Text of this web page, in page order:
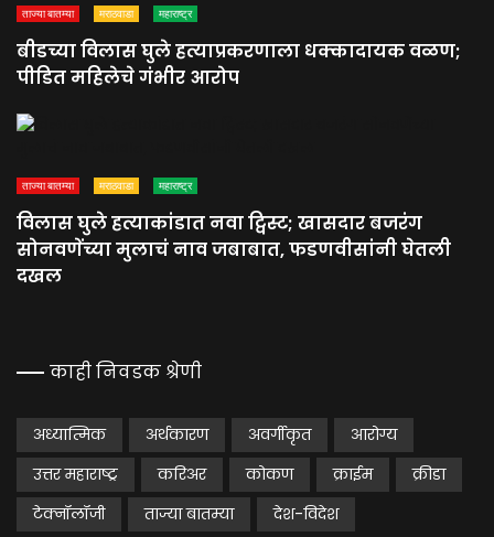
ताज्या बातम्या मराठवाडा महाराष्ट्र
बीडच्या विलास घुले हत्याप्रकरणाला धक्कादायक वळण;
पीडित महिलेचे गंभीर आरोप
ताज्या बातम्या मराठवाडा महाराष्ट्र
विलास घुले हत्याकांडात नवा ट्विस्ट; खासदार बजरंग
सोनवणेंच्या मुलाचं नाव जबाबात, फडणवीसांनी घेतली
दखल
काही निवडक श्रेणी
अध्यात्मिक अर्थकारण अवर्गीकृत
आरोग्य
उत्तर महाराष्ट्र
करिअर कोकण क्राईम
क्रीडा
टेक्नॉलॉजी
ताज्या बातम्या
देश-विदेश